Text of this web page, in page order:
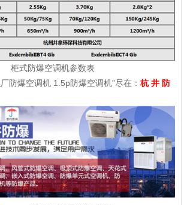
柜式防爆空调机参数表
防爆空调机 1.5p防爆空调机”尽在： 杭 井 防